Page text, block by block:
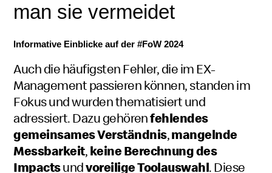
man sie vermeidet
Informative Einblicke auf der #FoW 2024
Auch die häufigsten Fehler, die im EX-
Management passieren können, standen im
Fokus und wurden thematisiert und
adressiert. Dazu gehörenfehlendes
gemeinsames Verständnis,mangelnde
Messbarkeit,keine Berechnung des
Impactsundvoreilige Toolauswahl. Diese